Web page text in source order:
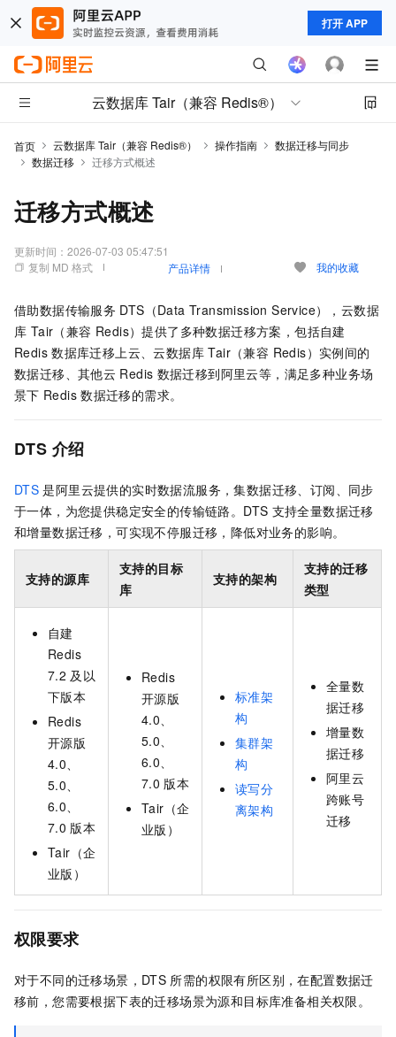
打开 APP
云数据库 Tair（兼容 Redis®）
首页 云数据库 Tair（兼容 Redis®） 操作指南
数据迁移与同步
数据迁移
迁移方式概述
迁移方式概述
更新时间： 2026-07-03 05:47:51
复制 MD 格式
产品详情 我的收藏
借助数据传输服务 DTS（Data Transmission Service）， 云数据
库 Tair（兼容 Redis）提供了多种数据迁移方案，包括自建
Redis 数据库迁移上云、云数据库 Tair（兼容 Redis） 实例间的
数据迁移、其他云 Redis 数据迁移到阿里云等，满足多种业务场
景下 Redis 数据迁移的需求。
DTS 介绍
DTS 是阿里云提供的实时数据流服务，集数据迁移、订阅、同步
于一体，为您提供稳定安全的传输链路。DTS 支持全量数据迁移
和增量数据迁移，可实现不停服迁移，降低对业务的影响。
支持的源库
支持的目标
库
支持的架构
支持的迁移
类型
自建
Redis
7.2 及以
下版本
Redis
开源版
4.0、
5.0、
6.0、
7.0 版本
Tair（企
业版）
Redis
开源版
4.0、
5.0、
6.0、
7.0 版本
Tair（企
业版）
标准架
构
集群架
构
读写分
离架构
全量数
据迁移
增量数
据迁移
阿里云
跨账号
迁移
权限要求
对于不同的迁移场景，DTS 所需的权限有所区别，在配置数据迁
移前，您需要根据下表的迁移场景为源和目标库准备相关权限。